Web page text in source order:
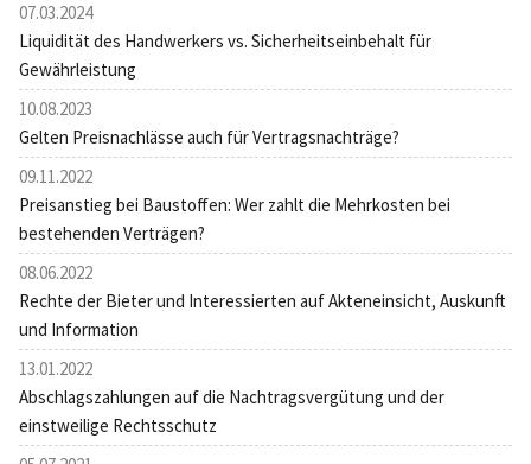
07.03.2024
Liquidität des Handwerkers vs. Sicherheitseinbehalt für
Gewährleistung
10.08.2023
Gelten Preisnachlässe auch für Vertragsnachträge?
09.11.2022
Preisanstieg bei Baustoffen: Wer zahlt die Mehrkosten bei
bestehenden Verträgen?
08.06.2022
Rechte der Bieter und Interessierten auf Akteneinsicht, Auskunft
und Information
13.01.2022
Abschlagszahlungen auf die Nachtragsvergütung und der
einstweilige Rechtsschutz